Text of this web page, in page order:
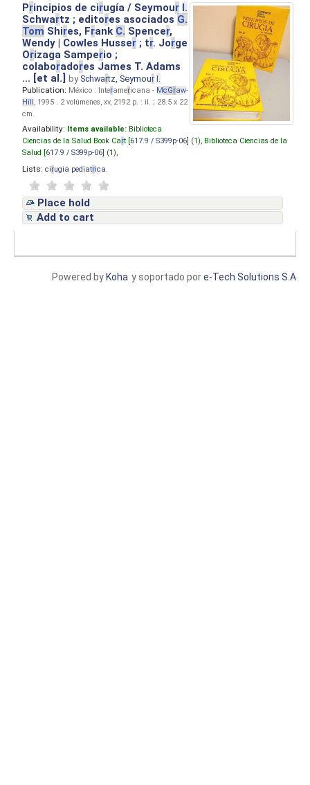
Principios de cirugía / Seymour I.
Schwartz ; editores asociados G.
Tom Shires, Frank C. Spencer,
Wendy | Cowles Husser ; tr. Jorge
Orizaga Samperio ;
colaboradores James T. Adams
... [et al.]by Schwartz, Seymour I.
Publication: México : Interamericana - McGraw-
Hill, 1995 . 2 volúmenes, xv, 2192 p. : il. ; 28.5 x 22
cm.
Availability: Items available: Biblioteca
Ciencias de la Salud Book Cart [ 617.9 / S399p-06 ] (1), Biblioteca Ciencias de la
Salud [ 617.9 / S399p-06 ] (1),
Lists: cirugia pediatrica
Place hold
Add to cart
y soportado pore-Tech Solutions S.A
Powered by Koha